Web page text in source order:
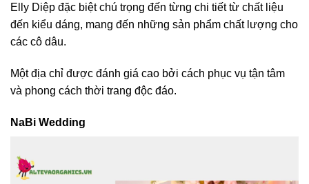
Elly Diệp đặc biệt chú trọng đến từng chi tiết từ chất liệu
đến kiểu dáng, mang đến những sản phẩm chất lượng cho
các cô dâu.
Một địa chỉ được đánh giá cao bởi cách phục vụ tận tâm
và phong cách thời trang độc đáo.
NaBi Wedding